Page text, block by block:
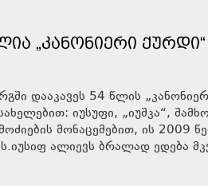
„ᲙᲐᲜᲝᲜᲘᲔᲠᲘ
დააკავეს 54 წლის
იუსუფი, „იუშკა“,
მონაცემებით, ის 2009
ალიევს ბრალად ედება